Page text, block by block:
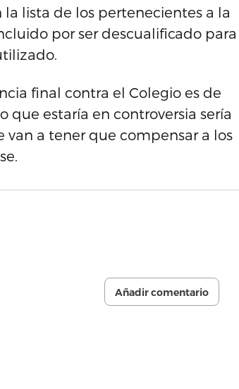
la lista de los pertenecientes a la
por ser descualificado para
final contra el Colegio es de
que estaría en controversia sería
a tener que compensar a los
Añadir comentario